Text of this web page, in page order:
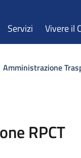
Servizi Vivere il
Amministrazione
RPCT